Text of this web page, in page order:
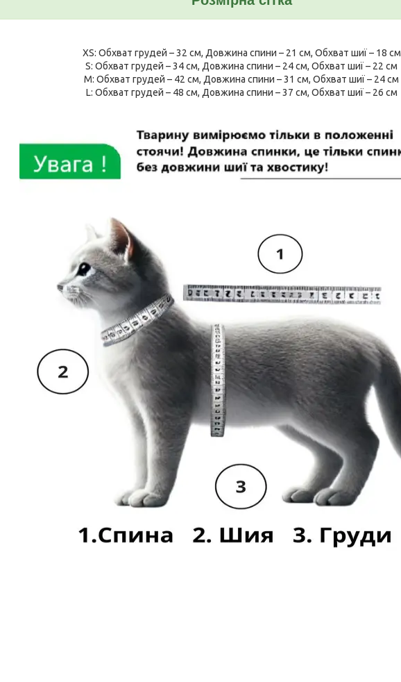
XS: Обхват грудей – 32 см, Довжина спини – 21 см, Обхват шиї – 18 см
S: Обхват грудей – 34 см, Довжина спини – 24 см, Обхват шиї – 22 см
M: Обхват грудей – 42 см, Довжина спини – 31 см, Обхват шиї – 24 см
L: Обхват грудей – 48 см, Довжина спини – 37 см, Обхват шиї – 26 см